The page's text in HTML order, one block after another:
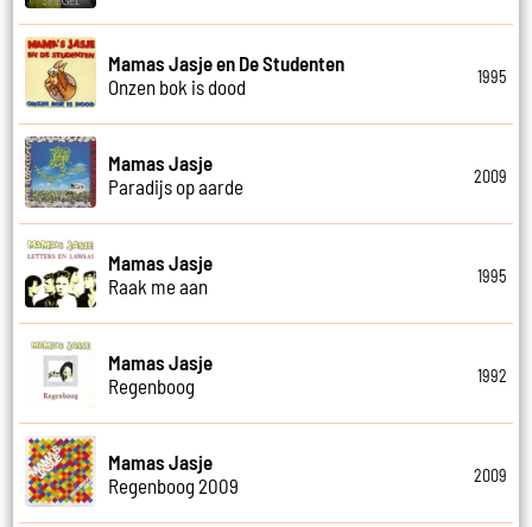
Mamas Jasje en De Studenten
Onzen bok is dood
1995
Mamas Jasje
Paradijs op aarde
2009
Mamas Jasje
Raak me aan
1995
Mamas Jasje
Regenboog
1992
Mamas Jasje
Regenboog 2009
2009